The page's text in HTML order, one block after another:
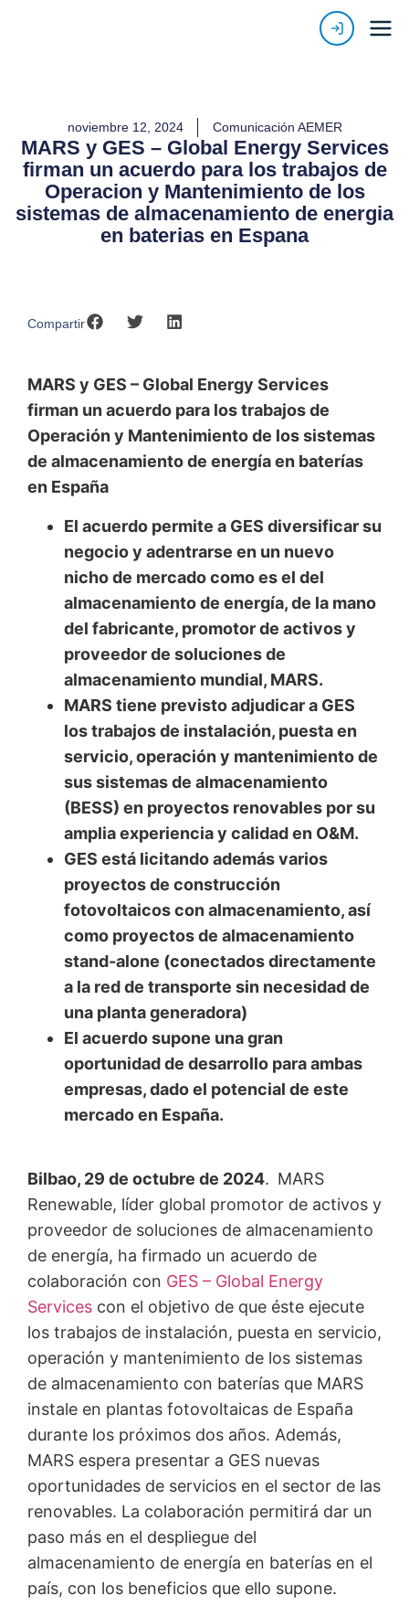
noviembre 12, 2024 Comunicación AEMER
MARS y GES – Global Energy Services
firman un acuerdo para los trabajos de
Operacion y Mantenimiento de los
sistemas de almacenamiento de energia
en baterias en Espana
Compartir
MARS y GES – Global Energy Services
firman un acuerdo para los trabajos de
Operación y Mantenimiento de los sistemas
de almacenamiento de energía en baterías
en España
El acuerdo permite a GES diversificar su
negocio y adentrarse en un nuevo
nicho de mercado como es el del
almacenamiento de energía, de la mano
del fabricante, promotor de activos y
proveedor de soluciones de
almacenamiento mundial, MARS.
MARS tiene previsto adjudicar a GES
los trabajos de instalación, puesta en
servicio, operación y mantenimiento de
sus sistemas de almacenamiento
(BESS) en proyectos renovables por su
amplia experiencia y calidad en O&M.
GES está licitando además varios
proyectos de construcción
fotovoltaicos con almacenamiento, así
como proyectos de almacenamiento
stand-alone (conectados directamente
a la red de transporte sin necesidad de
una planta generadora)
El acuerdo supone una gran
oportunidad de desarrollo para ambas
empresas, dado el potencial de este
mercado en España.
Bilbao, 29 de octubre de 2024. MARS
Renewable, líder global promotor de activos y
proveedor de soluciones de almacenamiento
de energía, ha firmado un acuerdo de
colaboración con GES – Global Energy
Services con el objetivo de que éste ejecute
los trabajos de instalación, puesta en servicio,
operación y mantenimiento de los sistemas
de almacenamiento con baterías que MARS
instale en plantas fotovoltaicas de España
durante los próximos dos años. Además,
MARS espera presentar a GES nuevas
oportunidades de servicios en el sector de las
renovables. La colaboración permitirá dar un
paso más en el despliegue del
almacenamiento de energía en baterías en el
país, con los beneficios que ello supone.